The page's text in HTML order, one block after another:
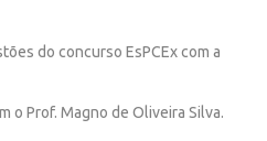
do concurso EsPCEx com a
o Prof. Magno de Oliveira Silva.